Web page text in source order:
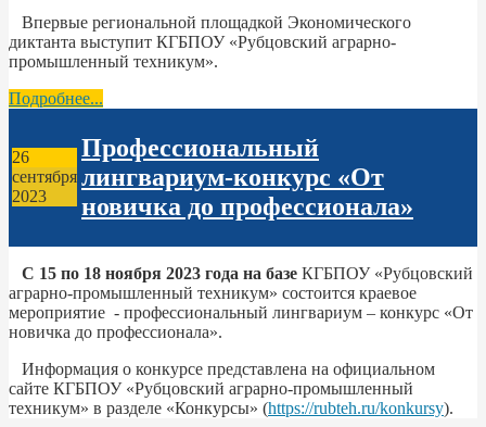
Впервые региональной площадкой Экономического
диктанта выступит КГБПОУ «Рубцовский аграрно-
промышленный техникум».
Подробнее...
26
сентября
2023
Профессиональный
лингвариум-конкурс «От
новичка до профессионала»
С 15 по 18 ноября 2023 года на базе КГБПОУ «Рубцовский
аграрно-промышленный техникум» состоится краевое
мероприятие - профессиональный лингвариум – конкурс «От
новичка до профессионала».
Информация о конкурсе представлена на официальном
сайте КГБПОУ «Рубцовский аграрно-промышленный
техникум» в разделе «Конкурсы» (https://rubteh.ru/konkursy).